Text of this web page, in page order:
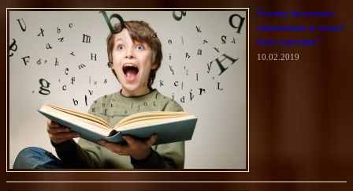
Почему бесплатное
образование не может
быть хорошим?
10.02.2019